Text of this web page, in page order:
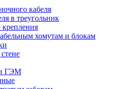
кабеля
в треугольник
хомутам и блокам
ГЭМ